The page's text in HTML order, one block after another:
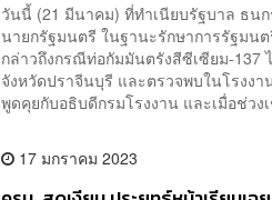
วันนี้ (21 มีนาคม) ที่ทำเนียบรัฐบาล ธน
นายกรัฐมนตรี ในฐานะรักษาการรัฐมน
กล่าวถึงกรณีท่อกัมมันตรังสีซีเซียม-137
จังหวัดปราจีนบุรี และตรวจพบในโรงง
พูดคุยกับอธิบดีกรมโรงงาน และเมื่อช่วง
17 มกราคม 2023